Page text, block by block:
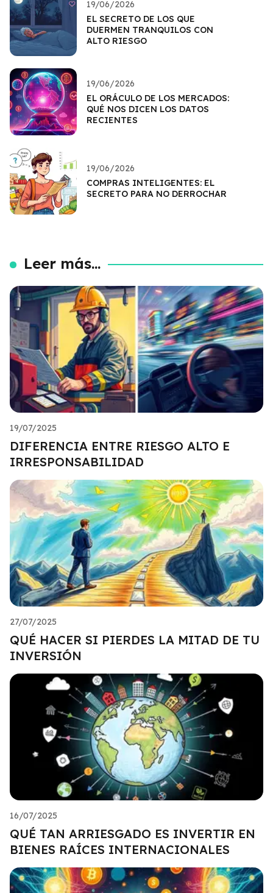
19/06/2026
EL SECRETO DE LOS QUE
DUERMEN TRANQUILOS CON
ALTO RIESGO
19/06/2026
EL ORÁCULO DE LOS MERCADOS:
QUÉ NOS DICEN LOS DATOS
RECIENTES
19/06/2026
COMPRAS INTELIGENTES: EL
SECRETO PARA NO DERROCHAR
Leer más...
19/07/2025
DIFERENCIA ENTRE RIESGO ALTO E
IRRESPONSABILIDAD
27/07/2025
QUÉ HACER SI PIERDES LA MITAD DE TU
INVERSIÓN
16/07/2025
QUÉ TAN ARRIESGADO ES INVERTIR EN
BIENES RAÍCES INTERNACIONALES